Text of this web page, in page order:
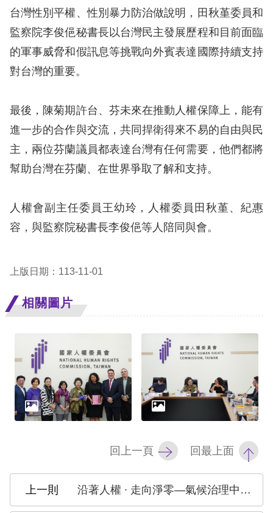
語
言
兒少版
回
首
頁
網
導
覽
網
安
隱
私
護
台灣性別平權、性別暴力防治做說明，田秋堇委員和
監察院李俊俋秘書長以台灣民主發展歷程和目前面臨
的軍事威脅和假訊息等挑戰向外賓表達國際持續支持
對台灣的重要。
最後，陳菊期許台、芬未來在推動人權保障上，能有
進一步的合作與交流，共同捍衛得來不易的自由與民
主，兩位芬蘭議員都表達台灣有任何需要，他們都將
幫助台灣在芬蘭、在世界爭取了解和支持。
人權會副主任委員王幼玲，人權委員田秋堇、紀惠
容，與監察院秘書長李俊俋等人陪同與會。
上版日期：113-11-01
相關圖片
回上一頁 回最上面
沿著人權 ∙ 走向淨零—氣候治理中的環境人權論壇